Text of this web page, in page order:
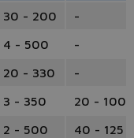
30 - 200
-
4 - 500
-
20 - 330
-
3 - 350
20 - 1000
2 - 500
40 - 125